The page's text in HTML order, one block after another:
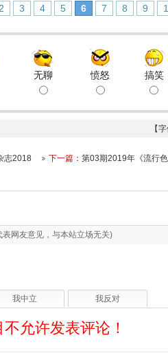
2 3 4 5 6 7 8 9
无聊 愤怒 搞笑
【
志2018 下一篇： 第03期2019年《流行
表网友意见，与本站立场无关)
我中立 我反对
允许发表评论！